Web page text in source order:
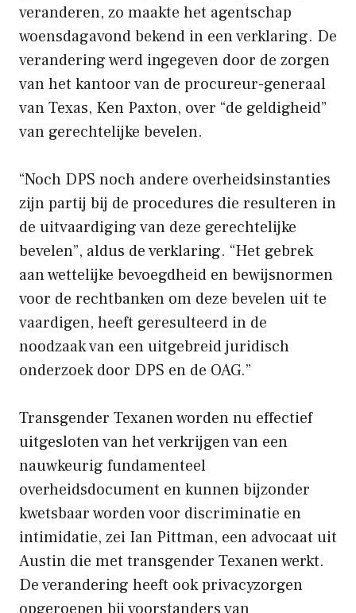
veranderen, zo maakte het agentschap
woensdagavond bekend in een verklaring. De
verandering werd ingegeven door de zorgen
van het kantoor van de procureur-generaal
van Texas, Ken Paxton, over “de geldigheid”
van gerechtelijke bevelen.
“Noch DPS noch andere overheidsinstanties
zijn partij bij de procedures die resulteren in
de uitvaardiging van deze gerechtelijke
bevelen”, aldus de verklaring. “Het gebrek
aan wettelijke bevoegdheid en bewijsnormen
voor de rechtbanken om deze bevelen uit te
vaardigen, heeft geresulteerd in de
noodzaak van een uitgebreid juridisch
onderzoek door DPS en de OAG.”
Transgender Texanen worden nu effectief
uitgesloten van het verkrijgen van een
nauwkeurig fundamenteel
overheidsdocument en kunnen bijzonder
kwetsbaar worden voor discriminatie en
intimidatie, zei Ian Pittman, een advocaat uit
Austin die met transgender Texanen werkt.
De verandering heeft ook privacyzorgen
opgeroepen bij voorstanders van